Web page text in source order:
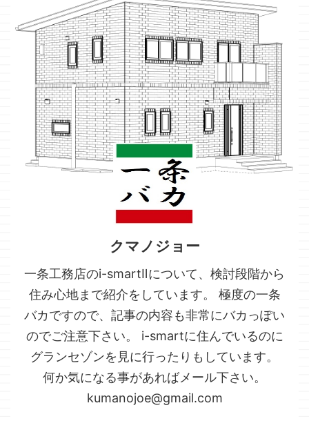
クマノジョー
一条工務店のi-smartⅡについて、検討段階から
住み心地まで紹介をしています。 極度の一条
バカですので、記事の内容も非常にバカっぽい
のでご注意下さい。 i-smartに住んでいるのに
グランセゾンを見に行ったりもしています。
何か気になる事があればメール下さい。
kumanojoe@gmail.com